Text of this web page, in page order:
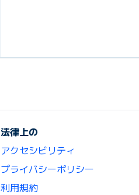
法律上の
アクセシビリティ
プライバシーポリシー
利用規約